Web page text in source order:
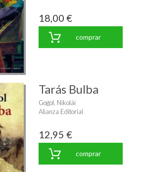
18,00 €
comprar
Tarás Bulba
Gogol, Nikolái
Alianza Editorial
12,95 €
comprar